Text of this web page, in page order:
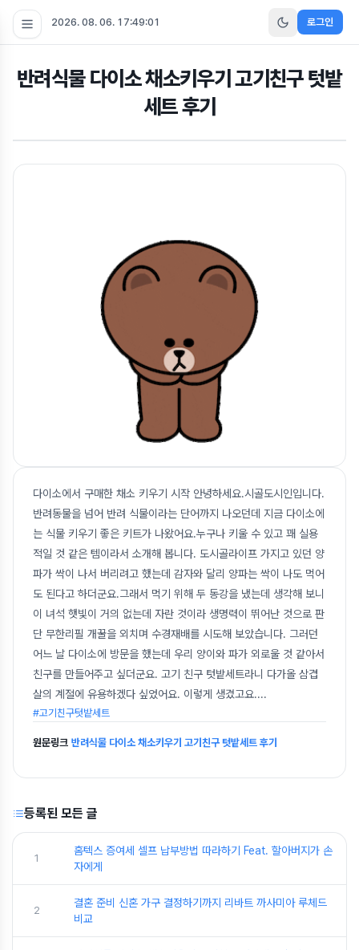
2026. 08. 06. 17:49:02 로그인
반려식물 다이소 채소키우기 고기친구 텃밭
세트 후기
다이소에서 구매한 채소 키우기 시작 안녕하세요.시골도시인입니다.
반려동물을 넘어 반려 식물이라는 단어까지 나오던데 지금 다이소에
는 식물 키우기 좋은 키트가 나왔어요.누구나 키울 수 있고 꽤 실용
적일 것 같은 템이라서 소개해 봅니다. 도시골라이프 가지고 있던 양
파가 싹이 나서 버리려고 했는데 감자와 달리 양파는 싹이 나도 먹어
도 된다고 하더군요.그래서 먹기 위해 두 동강을 냈는데 생각해 보니
이 녀석 햇빛이 거의 없는데 자란 것이라 생명력이 뛰어난 것으로 판
단 무한리필 개꿀을 외치며 수경재배를 시도해 보았습니다. 그러던
어느 날 다이소에 방문을 했는데 우리 양이와 파가 외로울 것 같아서
친구를 만들어주고 싶더군요. 고기 친구 텃밭세트라니 다가올 삼겹
살의 계절에 유용하겠다 싶었어요. 이렇게 생겼고요....
#고기친구텃밭세트
원문링크 반려식물 다이소 채소키우기 고기친구 텃밭세트 후기
등록된 모든 글
1
홈텍스 증여세 셀프 납부방법 따라하기 Feat. 할아버지가 손
자에게
2
결혼 준비 신혼 가구 결정하기까지 리바트 까사미아 루체드
비교